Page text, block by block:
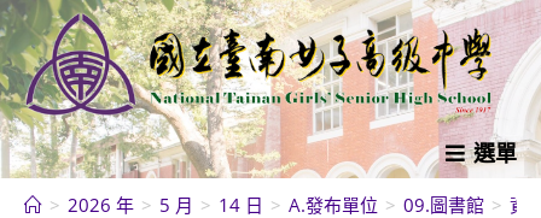
跳
轉
至
主
要
內
選單
> 2026 年 > 5 月 > 14 日 > A.發布單位 > 09.圖書館 > 資